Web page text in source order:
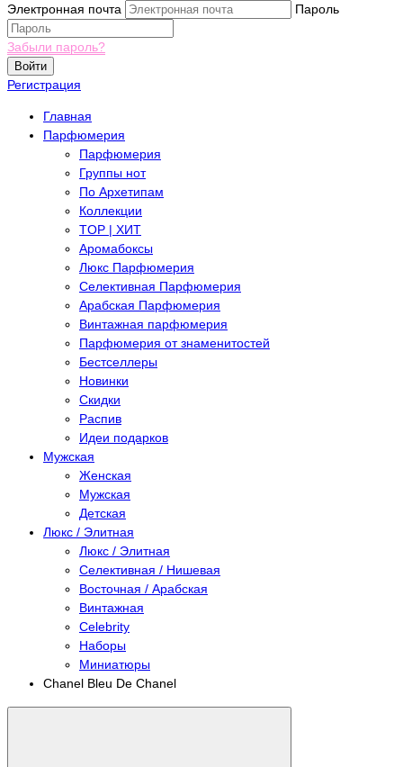
Электронная почта
Пароль
Забыли пароль?
Войти
Регистрация
Главная
Парфюмерия
Парфюмерия
Группы нот
По Архетипам
Коллекции
TOP | ХИТ
Аромабоксы
Люкс Парфюмерия
Селективная Парфюмерия
Арабская Парфюмерия
Винтажная парфюмерия
Парфюмерия от знаменитостей
Бестселлеры
Новинки
Скидки
Распив
Идеи подарков
Мужская
Женская
Мужская
Детская
Люкс / Элитная
Люкс / Элитная
Селективная / Нишевая
Восточная / Арабская
Винтажная
Celebrity
Наборы
Миниатюры
Chanel Bleu De Chanel